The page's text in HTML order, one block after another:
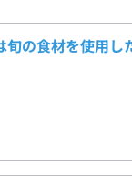
の食材を使用し